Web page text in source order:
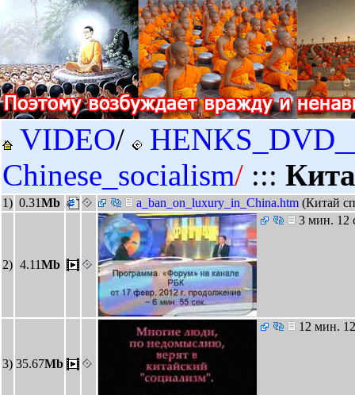
VIDEO/
Chinese_socialism/ :::
1) 0.31Mb a_ban_on_luxury_in_China.htm (Китай
2) 4.11Mb
3 мин. 12
3) 35.67Mb
12 мин.